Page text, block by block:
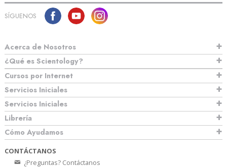
SÍGUENOS
Acerca de Nosotros
¿Qué es Scientology?
Cursos por Internet
Servicios Iniciales
Servicios Iniciales
Librería
Cómo Ayudamos
CONTÁCTANOS
¿Preguntas? Contáctanos